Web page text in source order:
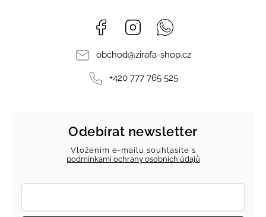
Facebook Instagram
obchod@zirafa-shop.cz
+420 777 765 525
Odebírat newsletter
Vložením e-mailu souhlasíte s
podmínkami ochrany osobních údajů